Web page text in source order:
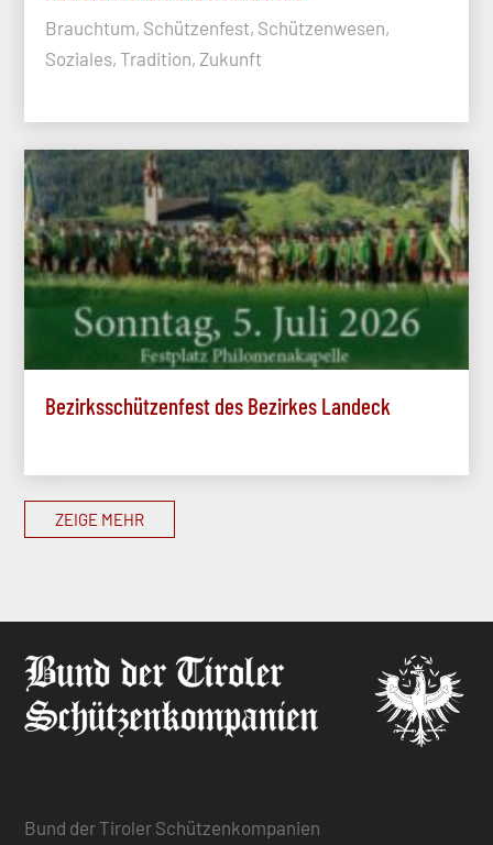
Brauchtum, Schützenfest, Schützenwesen,
Soziales, Tradition, Zukunft
Bezirksschützenfest des Bezirkes Landeck
ZEIGE MEHR
Bund der Tiroler Schützenkompanien